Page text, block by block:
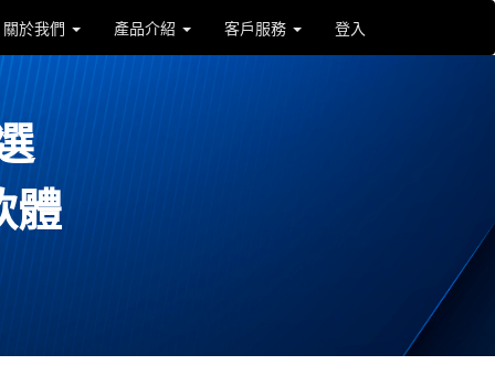
關於我們 產品介紹 客戶服務 登入
體